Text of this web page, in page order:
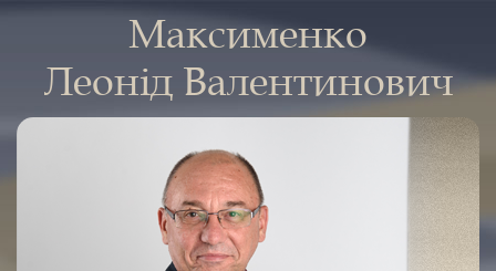
Максименко
Леонід Валентинович